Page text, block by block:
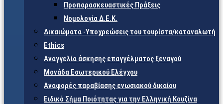
Προπαρασκευαστικές Πράξεις
Νομολογία Δ.Ε.Κ.
Δικαιώματα -Υποχρεώσεις του τουρίστα/καταναλωτή
Ethics
Αναγγελία άσκησης επαγγέλματος ξεναγού
Μονάδα Εσωτερικού Ελέγχου
Αναφορές παραβίασης ενωσιακού δικαίου
Ειδικό Σήμα Ποιότητας για την Ελληνική Κουζίνα